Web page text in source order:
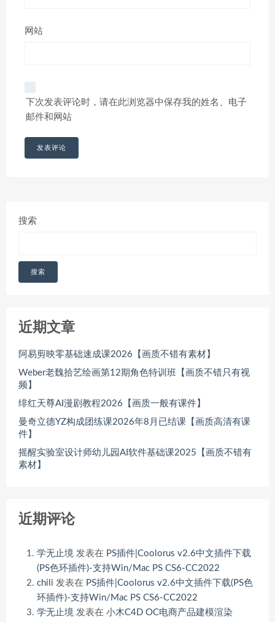
网站
下次发表评论时，请在此浏览器中保存我的姓名、电子
邮件和网站
搜索
搜索
近期文章
阿易剪映零基础速成课2026【画质不错有素材】
Weber老魏拾艺绘画第12期角色特训班【画质不错只有视
频】
绯红天尊AI漫剧教程2026【画质一般有课件】
曼奇立德YZ构成团练课2026年8月已结课【画质高清有课
件】
摇醒实验室设计师幼儿园AI软件基础课2025【画质不错有
素材】
近期评论
学无止境 发表在 PS插件|Coolorus v2.6中文插件下载
(PS色环插件)-支持Win/Mac PS CS6-CC2022
chili 发表在 PS插件|Coolorus v2.6中文插件下载(PS色
环插件)-支持Win/Mac PS CS6-CC2022
学无止境 发表在 小木C4D OC电商产品建模渲染